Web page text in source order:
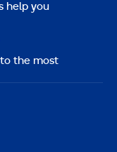
help you
the most